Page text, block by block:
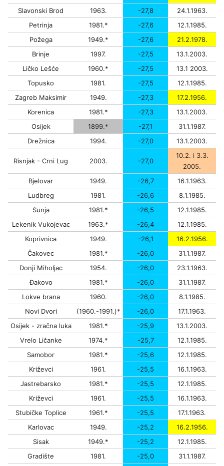
Slavonski Brod
1963. -27,8
24.1.1963.
Petrinja
1981.* -27,6
12.1.1985.
Požega
1949.* -27,6
21.2.1978.
Brinje
1997. -27,5
13.1.2003.
Ličko Lešće
1960.* -27,5
13.1 2003.
Topusko
1981. -27,5
12.1.1985.
Zagreb Maksimir
1949. -27,3
17.2.1956.
Korenica
1981.* -27,3
13.1.2003.
Osijek
1899.* -27,1
31.1.1987.
Drežnica
1994. -27,0 13.1.2003.
Risnjak - Crni Lug 2003. -27,0
10.2. i 3.3.
2005.
Bjelovar
1949. -26,7
16.1.1963.
Ludbreg
1981. -26,6
8.1.1985.
Sunja
1981.* -26,5
12.1.1985.
Lekenik Vukojevac
1963.* -26,4
12.1.1985.
Koprivnica
1949. -26,1
16.2.1956.
Čakovec
1981.* -26,0
31.1.1987.
Donji Miholjac
1954. -26,0
23.1.1963.
Đakovo
1981.* -26,0
31.1.1987.
Lokve brana
1960. -26,0
8.1.1985.
Novi Dvori
(1960.-1991.)* -26,0
17.1.1963.
Osijek - zračna luka
1981.* -25,9
13.1.2003.
Vrelo Ličanke
1974.* -25,7
12.1.1985.
Samobor
1981.* -25,6
12.1.1985.
Križevci
1961. -25,5
16.1.1963.
Jastrebarsko
1981.* -25,5
12.1.1985.
Križevci
1961. -25,5
16.1.1963.
Stubičke Toplice
1961.* -25,5
17.1.1963.
Karlovac
1949. -25,2
16.2.1956.
Sisak
1949.* -25,2
12.1.1985.
Gradište
1981. -25,0
31.1.1987.